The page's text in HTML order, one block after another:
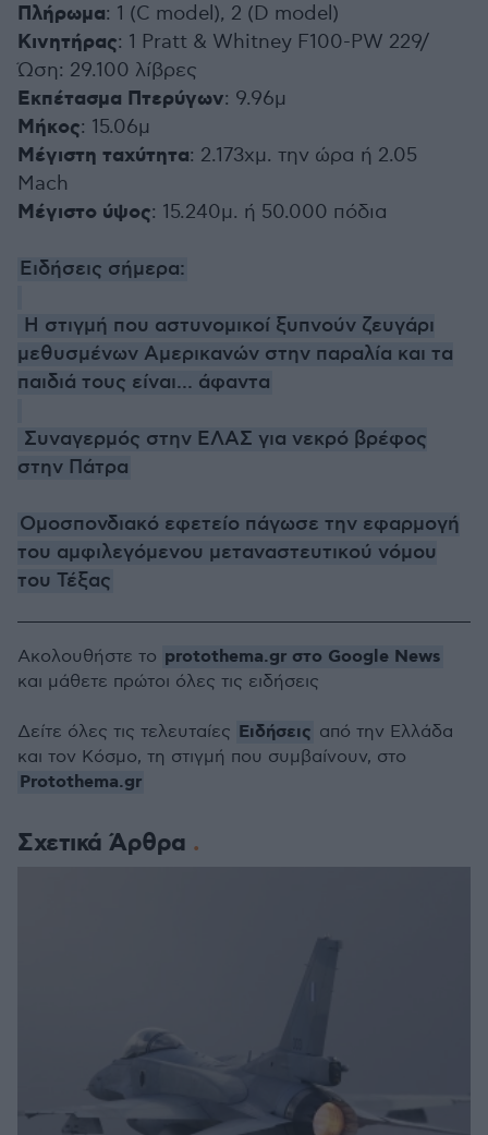
Πλήρωμα: 1 (C model), 2 (D model)
Κινητήρας: 1 Pratt & Whitney F100-PW 229/
Ώση: 29.100 λίβρες
Εκπέτασμα Πτερύγων: 9.96μ
Μήκος: 15.06μ
Μέγιστη ταχύτητα: 2.173χμ. την ώρα ή 2.05
Mach
Μέγιστο ύψος: 15.240μ. ή 50.000 πόδια
Ειδήσεις σήμερα:
Η στιγμή που αστυνομικοί ξυπνούν ζευγάρι
μεθυσμένων Αμερικανών στην παραλία και τα
παιδιά τους είναι... άφαντα
Συναγερμός στην ΕΛΑΣ για νεκρό βρέφος
στην Πάτρα
Ομοσπονδιακό εφετείο πάγωσε την εφαρμογή
του αμφιλεγόμενου μεταναστευτικού νόμου
του Τέξας
Σχετικά Άρθρα
Ακολουθήστε το protothema.gr στο Google News
και μάθετε πρώτοι όλες τις ειδήσεις
Δείτε όλες τις τελευταίες Ειδήσεις από την Ελλάδα
και τον Κόσμο, τη στιγμή που συμβαίνουν, στο
Protothema.gr